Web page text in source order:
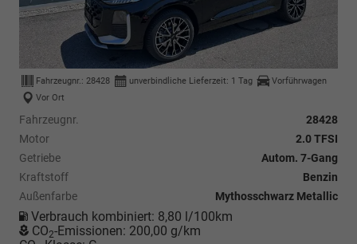
Fahrzeugnr.: 28428 unverbindliche Lieferzeit: 1 Tag
Vorführwagen
Vor Ort
Fahrzeugnr.
28428
Motor
2.0 TFSI
Getriebe
Autom. 7-Gang
Kraftstoff
Benzin
Außenfarbe
Mythosschwarz Metallic
Verbrauch kombiniert: 8,80 l/100km
CO2-Emissionen: 200,00 g/km